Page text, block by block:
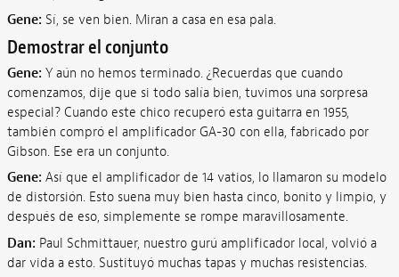
Gene: Sí, se ven bien. Miran a casa en esa pala.
Demostrar el conjunto
Gene: Y aún no hemos terminado. ¿Recuerdas que cuando
comenzamos, dije que si todo salía bien, tuvimos una sorpresa
especial? Cuando este chico recuperó esta guitarra en 1955,
también compró el amplificador GA-30 con ella, fabricado por
Gibson. Ese era un conjunto.
Gene: Así que el amplificador de 14 vatios, lo llamaron su modelo
de distorsión. Esto suena muy bien hasta cinco, bonito y limpio, y
después de eso, simplemente se rompe maravillosamente.
Dan: Paul Schmittauer, nuestro gurú amplificador local, volvió a
dar vida a esto. Sustituyó muchas tapas y muchas resistencias.